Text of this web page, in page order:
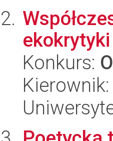
ekokrytyki
Konkurs: